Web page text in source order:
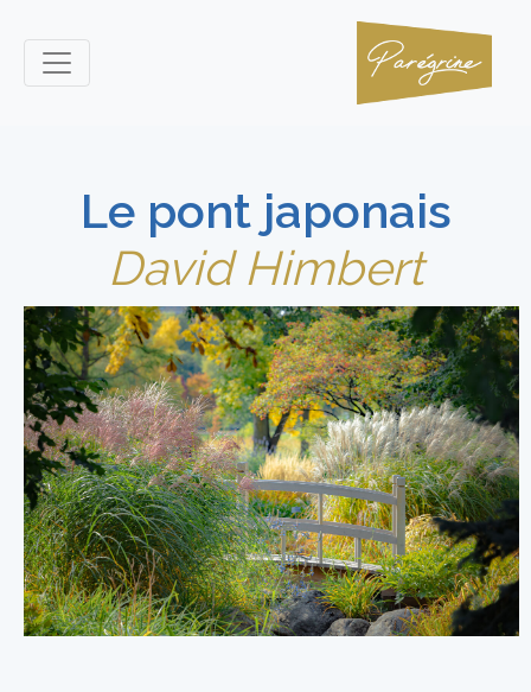
Le pont japonais
David Himbert